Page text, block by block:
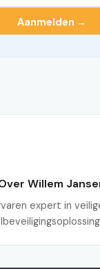
Aanmelden →
Willem
expert in